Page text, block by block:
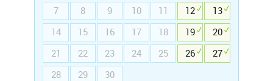
7
8 9 10 11 12
13
14
15 16 17 18 19
20
21
22 23 24 25 26
27
28
29 30